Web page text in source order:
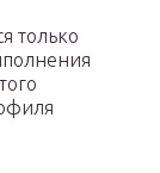
только